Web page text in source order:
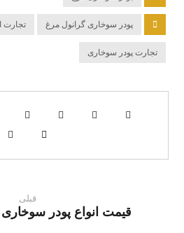
پودر سوخاری گرانول مرغ تجارت
تجارت پودر سوخاری
قبلی
قیمت انواع پودر سوخاری مرغ